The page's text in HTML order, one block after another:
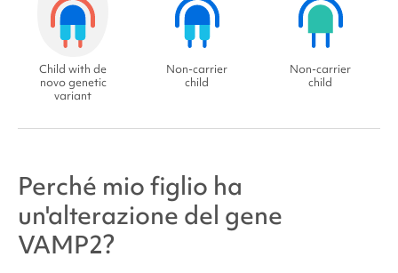
Child with de
novo genetic
variant
Non-carrier
child
Non-carrier
child
Perché mio figlio ha
un'alterazione del gene
VAMP2?